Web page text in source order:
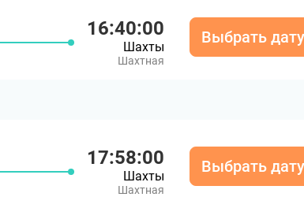
16:40:00
Шахты
Шахтная
Выбрать дату
17:58:00
Шахты
Шахтная
Выбрать дату